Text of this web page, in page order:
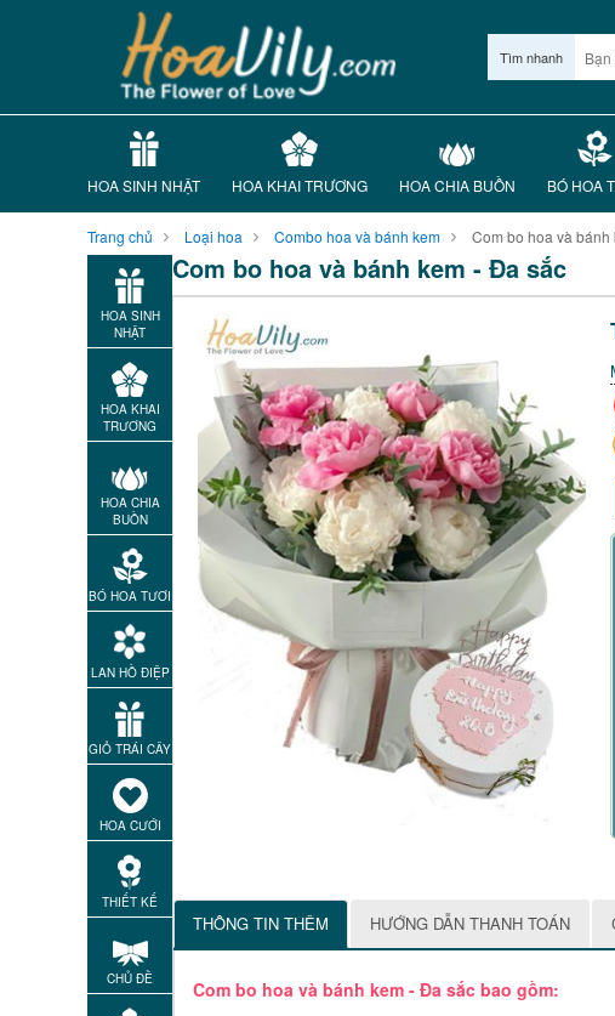
Tìm nhanh
HOA SINH NHẬT HOA KHAI TRƯƠNG HOA CHIA BUỒN BÓ HOA
Trang chủ Loại hoa Combo hoa và bánh kem Com bo hoa và
HOA SINH
NHẬT
HOA KHAI
TRƯƠNG
HOA CHIA
BUỒN
BÓ HOA TƯƠI
LAN HỒ ĐIỆP
GIỎ TRÁI CÂY
HOA CƯỚI
THIẾT KẾ
CHỦ ĐỀ
Com bo hoa và bánh kem - Đa sắc
THÔNG TIN THÊM HƯỚNG DẪN THANH TOÁN
Com bo hoa và bánh kem - Đa sắc bao gồm: